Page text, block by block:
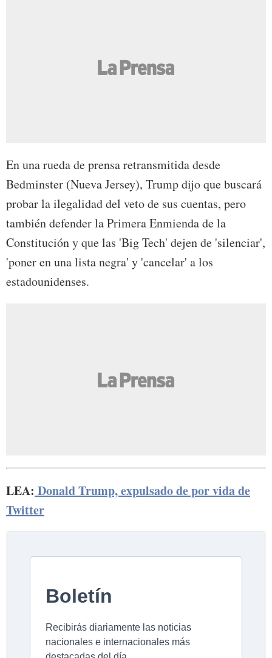
En una rueda de prensa retransmitida desde
Bedminster (Nueva Jersey), Trump dijo que buscará
probar la ilegalidad del veto de sus cuentas, pero
también defender la Primera Enmienda de la
Constitución y que las 'Big Tech' dejen de 'silenciar',
'poner en una lista negra' y 'cancelar' a los
estadounidenses.
LEA: Donald Trump, expulsado de por vida de
Twitter